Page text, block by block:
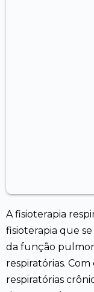
A fisioterapia
fisioterapia que
da função
respiratórias.
respiratórias